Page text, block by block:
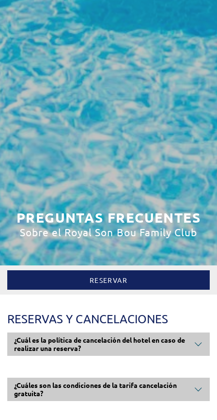
PREGUNTAS FRECUENTES
Sobre el Royal Son Bou Family Club
RESERVAR
RESERVAS Y CANCELACIONES
¿Cuál es la política de cancelación del hotel en caso de
realizar una reserva?
¿Cuáles son las condiciones de la tarifa cancelación
gratuita?